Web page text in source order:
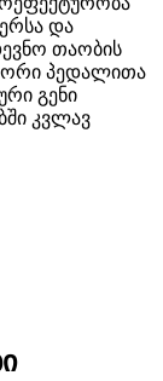
და
თაობის
ორი პედალითა
გენი
კვლავ